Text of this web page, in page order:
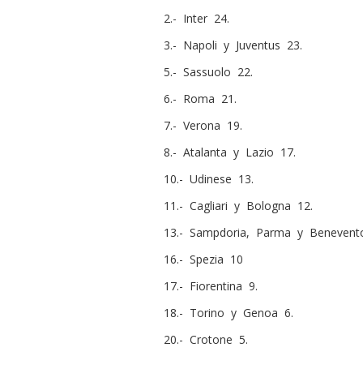
2.- Inter 24.
3.- Napoli y Juventus 23.
5.- Sassuolo 22.
6.- Roma 21.
7.- Verona 19.
8.- Atalanta y Lazio 17.
10.- Udinese 13.
11.- Cagliari y Bologna 12.
13.- Sampdoria, Parma y
16.- Spezia 10
17.- Fiorentina 9.
18.- Torino y Genoa 6.
20.- Crotone 5.